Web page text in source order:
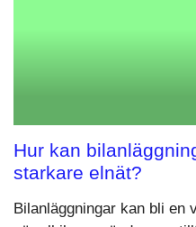
Hur kan
starkare elnät?
Bilanläggningar kan bli